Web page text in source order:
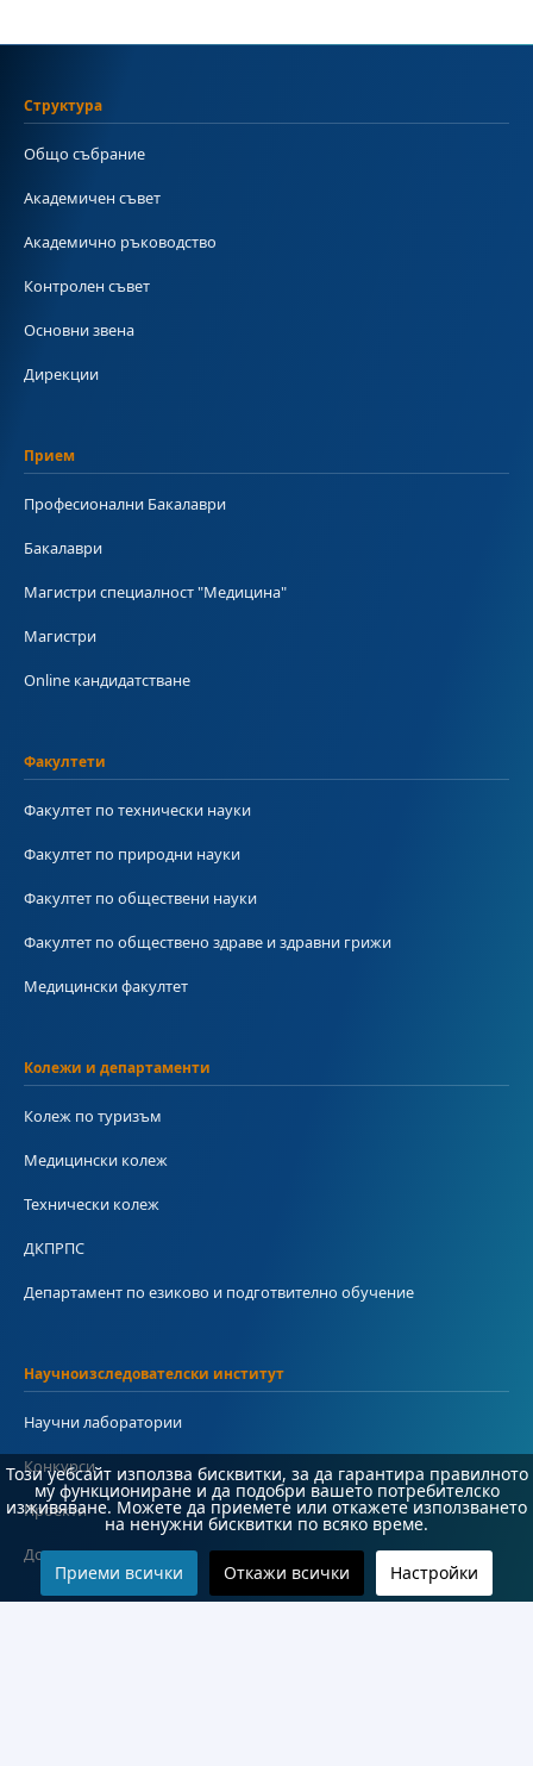
Структура
Общо събрание
Академичен съвет
Академично ръководство
Контролен съвет
Основни звена
Дирекции
Прием
Професионални Бакалаври
Бакалаври
Магистри специалност "Медицина"
Магистри
Online кандидатстване
Факултети
Факултет по технически науки
Факултет по природни науки
Факултет по обществени науки
Факултет по обществено здраве и здравни грижи
Медицински факултет
Колежи и департаменти
Колеж по туризъм
Медицински колеж
Технически колеж
ДКПРПС
Департамент по езиково и подготвително обучение
Научноизследователски институт
Научни лаборатории
Конкурси
Проекти
Документи
Този уебсайт използва бисквитки, за да гарантира правилното
му функциониране и да подобри вашето потребителско
изживяване. Можете да приемете или откажете използването
на ненужни бисквитки по всяко време.
Приеми всички Откажи всички Настройки